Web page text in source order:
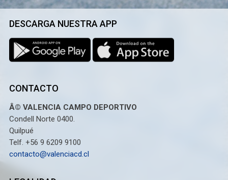
DESCARGA NUESTRA APP
CONTACTO
Â© VALENCIA CAMPO DEPORTIVO
Condell Norte 0400.
Quilpué
Telf. +56 9 6209 9100
contacto@valenciacd.cl